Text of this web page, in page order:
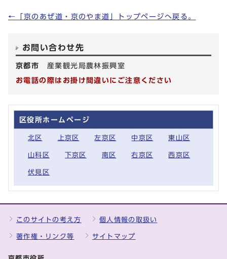
←「京のあぜ道・京のやま道」トップページへ戻る。
お問い合わせ先
京都市 産業観光局農林振興室
お電話の際はお掛け間違いにご注意ください
区役所ホームページ
北区 上京区 左京区 中京区 東山区
山科区 下京区 南区 右京区 西京区
伏見区
このサイトの考え方 個人情報の取扱い
著作権・リンク等 サイトマップ